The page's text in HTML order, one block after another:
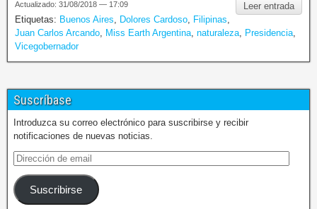
Leer entrada
Actualizado: 31/08/2018 — 17:09
Etiquetas: Buenos Aires Dolores Cardoso Filipinas
Juan Carlos Arcando
Miss Earth Argentina naturaleza Presidencia
Vicegobernador
Suscríbase
Introduzca su correo electrónico para suscribirse y recibir
notificaciones de nuevas noticias.
Suscribirse